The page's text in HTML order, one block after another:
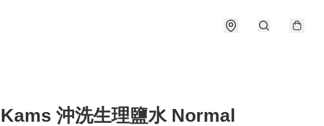
Kams 沖洗生理鹽水 Normal